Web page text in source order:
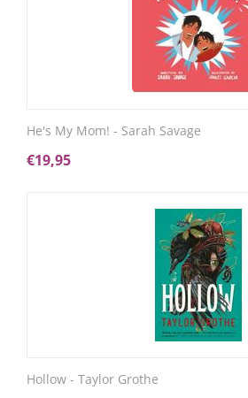
He's My Mom! - Sarah Savage
€19,95
Hollow - Taylor Grothe